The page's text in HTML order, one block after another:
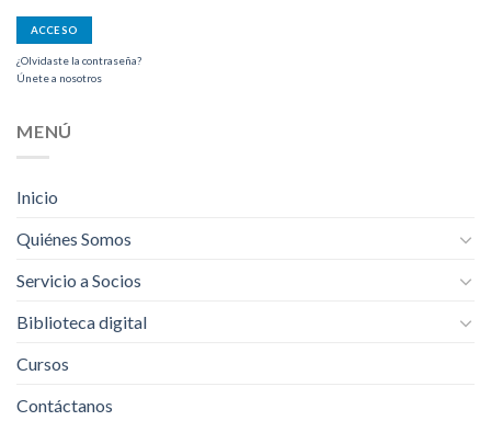
¿Olvidaste la contraseña?
Únete a nosotros
MENÚ
Inicio
Quiénes Somos
Servicio a Socios
Biblioteca digital
Cursos
Contáctanos